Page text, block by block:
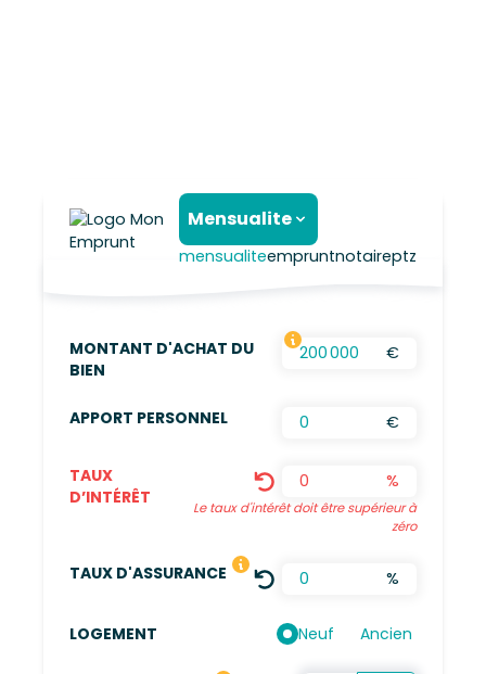
Mensualite
mensualiteempruntnotaireptz
MONTANT D'ACHAT DU
BIEN
€
APPORT PERSONNEL €
TAUX
D’INTÉRÊT
%
Le taux d'intérêt doit être supérieur à
zéro
TAUX D'ASSURANCE LE TAUX DÉFINI EST UNE
%
LOGEMENT Neuf Ancien